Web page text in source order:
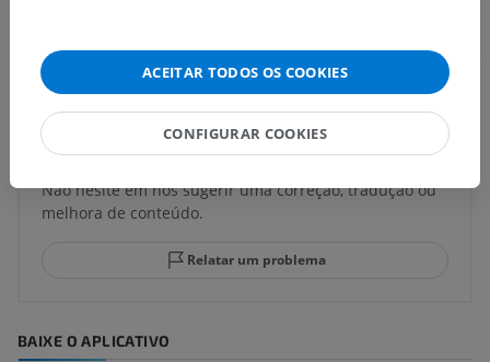
Traduções
Encontrou um erro?
Não hesite em nos sugerir uma correção, tradução ou
melhora de conteúdo.
Relatar um problema
BAIXE O APLICATIVO
ACEITAR TODOS OS COOKIES
CONFIGURAR COOKIES